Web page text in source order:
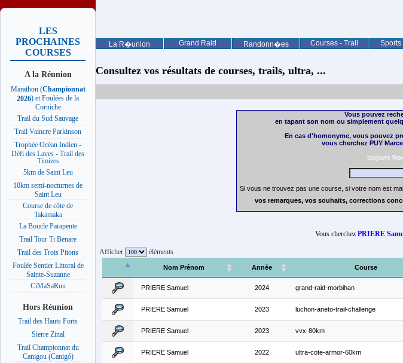
La R�union Grand Raid Randonn�es Courses - Trail Sports
LES
PROCHAINES
COURSES
A la Réunion
Marathon (Championnat
2026) et Foulées de la
Corniche
Trail du Sud Sauvage
Trail Vaincre Parkinson
Trophée Océan Indien -
Défi des Laves - Trail des
Timizes
5km de Saint Leu
10km semi-nocturnes de
Saint Leu
Course de côte de
Takamaka
La Boucle Parapente
Trail Tour Ti Benare
Trail des Trois Pitons
Foulée Sentier Littoral de
Sainte-Suzanne
CiMaSaRun
Hors Réunion
Trail des Hauts Forts
Sierre Zinal
Trail Championnat du
Canigou (Canigó)
Consultez vos résultats de courses, trails, ultra, ...
Vous pouvez
en tapant son nom ou simplement
En cas d'homonyme, vous pouvez
vous cherchez PUY
toujours
Si vous ne trouvez pas une course, si votre nom est
vos remarques, vos souhaits, corrections
Vous cherchez PRIERE
Afficher éléments
Nom Prénom Année Course
PRIERE Samuel 2024 grand-raid-morbihan
PRIERE Samuel 2023 luchon-aneto-trail-challenge
PRIERE Samuel 2023 vvx-80km
PRIERE Samuel 2022 ultra-cote-armor-60km